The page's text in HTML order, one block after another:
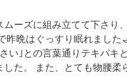
ムーズに組み立てて下さり
昨晩はぐっすり眠れました
い｣との言葉通りテキパキ
した。 また、とても物腰柔